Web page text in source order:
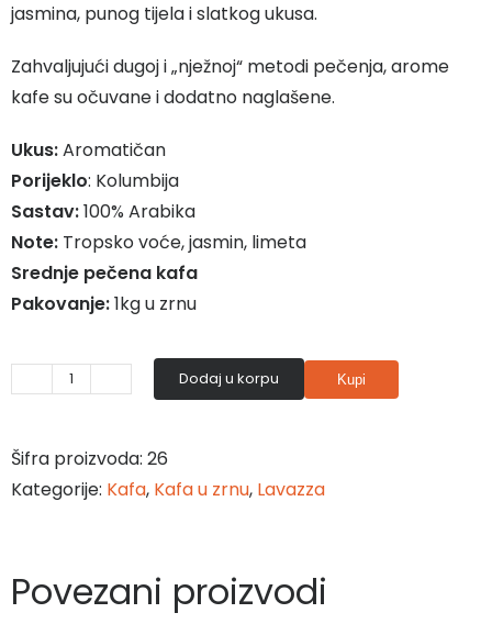
jasmina, punog tijela i slatkog ukusa.
Zahvaljujući dugoj i „nježnoj“ metodi pečenja, arome
kafe su očuvane i dodatno naglašene.
Ukus:Aromatičan
Porijeklo: Kolumbija
Sastav:100% Arabika
Note: Tropsko voće, jasmin, limeta
Srednje pečena kafa
Pakovanje:1kg u zrnu
¡Tierra!
количина
Dodaj u korpu Kupi
Šifra proizvoda: 26
Kategorije: Kafa, Kafa u zrnu, Lavazza
Povezani proizvodi